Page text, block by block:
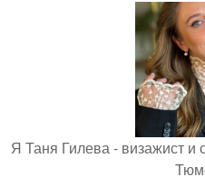
Я Таня Гилева - визажист и